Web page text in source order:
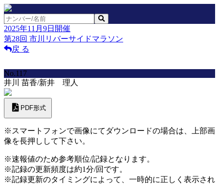
2025年11月9日開催
第28回 市川リバーサイドマラソン
戻 る
No.117
井川 苗香/新井 理人
PDF形式
※スマートフォンで画像にてダウンロードの場合は、上部画
像を長押しして下さい。
※速報値のため参考順位/記録となります。
※記録の更新頻度は約1分/回です。
※記録更新のタイミングによって、一時的に正しく表示され